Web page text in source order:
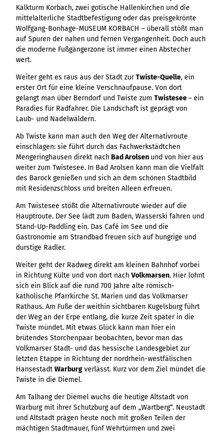
Hambur
ger
Menü -
Variante
3
ger
Menü -
Variante
4
Variante 0
Variante 1
Kachel &
Kachelwand
Übersicht
3er-Raster
4er-Raster
Link-Liste
Mediengalerie
Variante 1
Variante 2
Variante 3
Silhouette
Tabelle
Text und
Vertikale
Timeline
Übersicht
Variante 0
Variante 1
Variante 3
XXL-Galerie
Übersicht
Variante 0
Variante 1
Variante 2
Variante 3
Variante 4
Zitat
Variante 0
Variante 1
Variante 2
Ergebnisliste
Ergebnisliste: div
Filter zu Höhen
Ergebnisliste:
individueller Filter
Übersicht
Ergebnisliste
Intelligenz trifft
Content Creation:
Der KI-Wizard und
KI-Checker in
one.data
Übersicht
Variante 0
Variante 1
destination.epaper
destination.guestcard
destination.highlight
destination.imageclick
destination.language
destination.login
destination.mail
destination.medialibrary
destination.mediawall
destination.tab
destination.teaserwall
destination.tide
Übersicht
Variante 0
Variante 1
destination.trilogy
Übersicht
Variante 0
destination.weather
Übersicht
Variante 0
Variante 1
Variante 2
destination.youtube
Kalkturm Korbach, zwei gotische Hallenkirchen und die
mittelalterliche Stadtbefestigung oder das preisgekrönte
Wolfgang-Bonhage-MUSEUM KORBACH – überall stößt man
auf Spuren der nahen und fernen Vergangenheit. Doch auch
die moderne Fußgängerzone ist immer einen Abstecher
wert.
Weiter geht es raus aus der Stadt zurTwiste-Quelle, ein
erster Ort für eine kleine Verschnaufpause. Von dort
gelangt man über Berndorf und Twiste zum Twistesee– ein
Paradies für Radfahrer. Die Landschaft ist geprägt von
Laub- und Nadelwäldern.
Ab Twiste kann man auch den Weg der Alternativroute
einschlagen: sie führt durch das Fachwerkstädtchen
Mengeringhausen direkt nach Bad Arolsen und von hier aus
weiter zum Twistesee. In Bad Arolsen kann man die Vielfalt
des Barock genießen und sich an dem schönen Stadtbild
mit Residenzschloss und breiten Alleen erfreuen.
Am Twistesee stößt die Alternativroute wieder auf die
Hauptroute. Der See lädt zum Baden, Wasserski fahren und
Stand-Up-Paddling ein. Das Café im See und die
Gastronomie am Strandbad freuen sich auf hungrige und
durstige Radler.
Weiter geht der Radweg direkt am kleinen Bahnhof vorbei
in Richtung Külte und von dort nach Volkmarsen. Hier lohnt
sich ein Blick auf die rund 700 Jahre alte römisch-
katholische Pfarrkirche St. Marien und das Volkmarser
Rathaus. Am Fuße der weithin sichtbaren Kugelsburg führt
der Weg an der Erpe entlang, die kurze Zeit später in die
Twiste mündet. Mit etwas Glück kann man hier ein
brütendes Storchenpaar beobachten, bevor man das
Volkmarser Stadt- und das hessische Landesgebiet zur
letzten Etappe in Richtung der nordrhein-westfälischen
Hansestadt Warburg verlässt. Kurz vor dem Ziel mündet die
Twiste in die Diemel.
Am Talhang der Diemel wuchs die heutige Altstadt von
Warburg mit ihrer Schutzburg auf dem „Wartberg“. Neustadt
und Altstadt prägen heute noch mit großen Teilen der
mächtigen Stadtmauer, fünf Wehrtürmen und zwei